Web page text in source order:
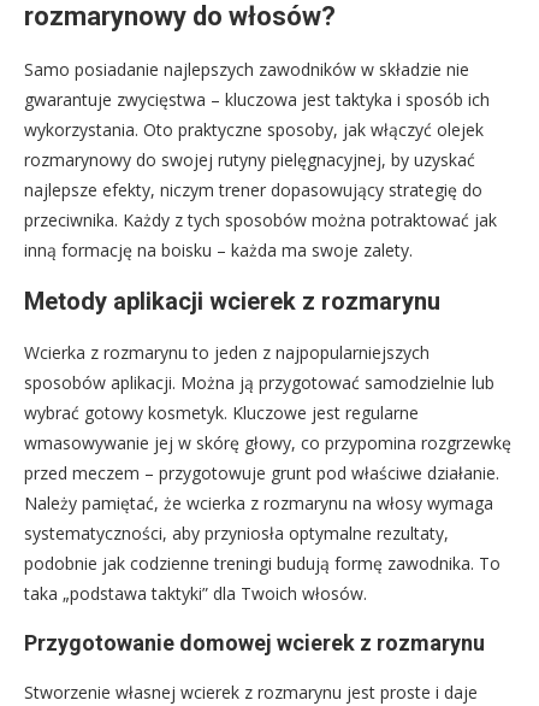
rozmarynowy do włosów?
Samo posiadanie najlepszych zawodników w składzie nie
gwarantuje zwycięstwa – kluczowa jest taktyka i sposób ich
wykorzystania. Oto praktyczne sposoby, jak włączyć olejek
rozmarynowy do swojej rutyny pielęgnacyjnej, by uzyskać
najlepsze efekty, niczym trener dopasowujący strategię do
przeciwnika. Każdy z tych sposobów można potraktować jak
inną formację na boisku – każda ma swoje zalety.
Metody aplikacji wcierek z rozmarynu
Wcierka z rozmarynu to jeden z najpopularniejszych
sposobów aplikacji. Można ją przygotować samodzielnie lub
wybrać gotowy kosmetyk. Kluczowe jest regularne
wmasowywanie jej w skórę głowy, co przypomina rozgrzewkę
przed meczem – przygotowuje grunt pod właściwe działanie.
Należy pamiętać, że wcierka z rozmarynu na włosy wymaga
systematyczności, aby przyniosła optymalne rezultaty,
podobnie jak codzienne treningi budują formę zawodnika. To
taka „podstawa taktyki” dla Twoich włosów.
Przygotowanie domowej wcierek z rozmarynu
Stworzenie własnej wcierek z rozmarynu jest proste i daje